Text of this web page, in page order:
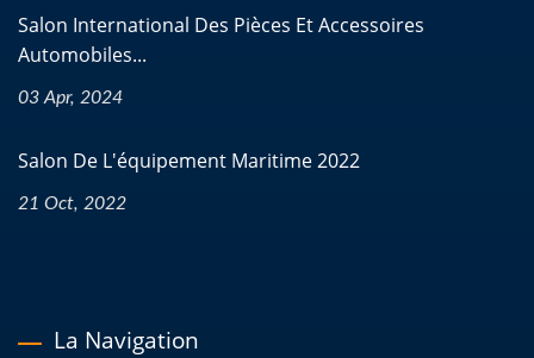
Salon International Des Pièces Et Accessoires
Automobiles...
03 Apr, 2024
Salon De L'équipement Maritime 2022
21 Oct, 2022
La Navigation